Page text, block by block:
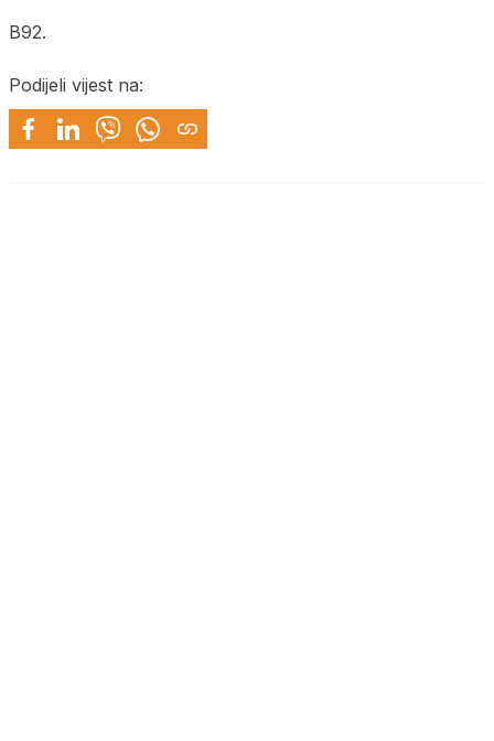
B92.
Podijeli vijest na: